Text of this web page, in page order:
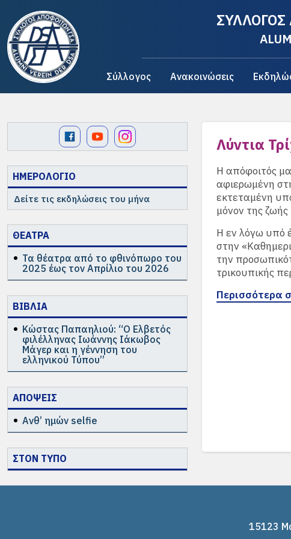
Σύλλογος Ανακοινώσεις
ΗΜΕΡΟΛΟΓΙΟ
Δείτε τις εκδηλώσεις του μήνα
ΘΕΑΤΡΑ
Τα θέατρα από το φθινόπωρο του
2025 έως τον Απρίλιο του 2026
ΒΙΒΛΙΑ
Κώστας Παπαηλιού: “Ο Ελβετός
φιλέλληνας Ιωάννης Ιάκωβος
Μάγερ και η γέννηση του
ελληνικού Τύπου”
ΑΠΟΨΕΙΣ
Ανθ’ ημών selfie
ΣΤΟΝ ΤΥΠΟ
Λύντια
Η απόφοιτός
αφιερωμένη
εκτεταμένη
μόνον της
Η εν λόγω υπό
στην
την
τρικουπικής
Περισσότερα
15123